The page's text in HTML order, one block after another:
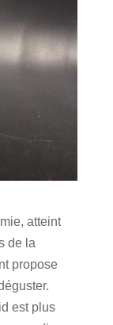
atteint
de la
propose
est plus